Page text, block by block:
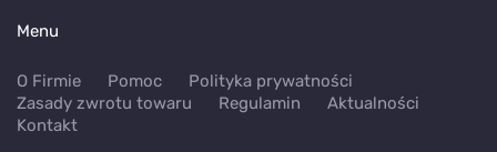
Menu
O Firmie Pomoc
Polityka prywatności
Zasady zwrotu towaru
Regulamin
Aktualności
Kontakt